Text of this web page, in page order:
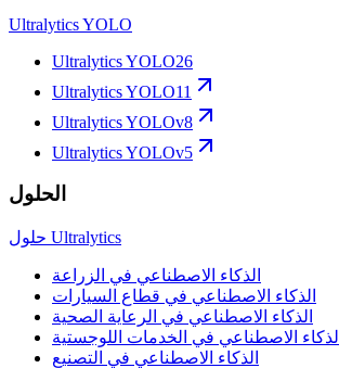
Ultralytics YOLO
Ultralytics YOLO26
Ultralytics YOLO11
Ultralytics YOLOv8
Ultralytics YOLOv5
الحلول
حلول Ultralytics
الذكاء الاصطناعي في الزراعة
الذكاء الاصطناعي في قطاع السيارات
الذكاء الاصطناعي في الرعاية الصحية
الذكاء الاصطناعي في الخدمات اللوجستية
الذكاء الاصطناعي في التصنيع